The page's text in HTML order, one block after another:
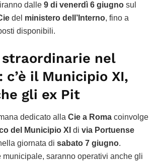
dalle 9 di venerdì 6 giugno sul
del ministero dell’Interno, fino a
disponibili.
nel
c’è il Municipio XI,
gli ex Pit
dedicato alla Cie a Roma coinvolge
del Municipio XI di via Portuense
giornata di sabato 7 giugno.
municipale, saranno operativi anche gli